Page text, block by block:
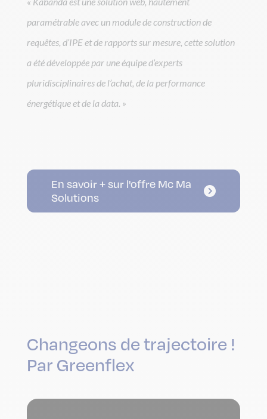
paramétrable avec un module de construction de
requêtes, d’IPE etde rapports sur mesure, cette solution
a été développée par une équipe d’experts
pluridisciplinaires de l’achat, de la performance
énergétique et de la data. »
En savoir + sur l'offre Mc Ma
Solutions
Changeons de trajectoire !
Par Greenflex